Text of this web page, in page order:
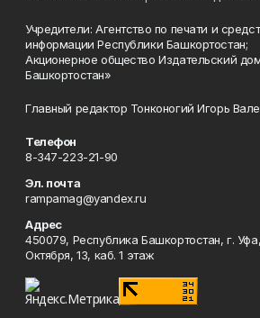
Учредители: Агентство по печати и
информации Республики Башкортостан;
Акционерное общество Издательский
Башкортостан»
Главный редактор Тонконогий Игорь
Телефон
8-347-223-21-90
Эл. почта
rampamag@yandex.ru
Адрес
450079, Республика Башкортостан, г.
Октября, 13, каб. 1 этаж